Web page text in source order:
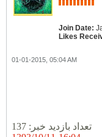
Join Date:
Likes
01-01-2015, 05:04 AM
تعداد بازدید خبر: 137